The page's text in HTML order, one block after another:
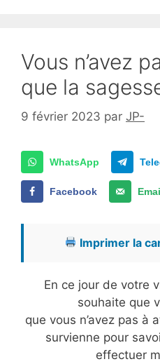
Vous n’avez
que la
9 février 2023 par JP-
WhatsApp
Facebook
Imprimer la
En ce jour de votre
souhaite que
que vous n’avez pas à
survienne pour
effectuer